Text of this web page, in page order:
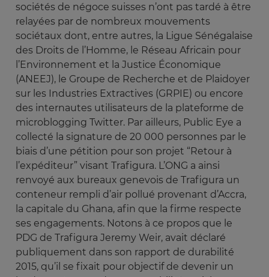
sociétés de négoce suisses n’ont pas tardé à être
relayées par de nombreux mouvements
sociétaux dont, entre autres, la Ligue Sénégalaise
des Droits de l’Homme, le Réseau Africain pour
l’Environnement et la Justice Économique
(ANEEJ), le Groupe de Recherche et de Plaidoyer
sur les Industries Extractives (GRPIE) ou encore
des internautes utilisateurs de la plateforme de
microblogging Twitter. Par ailleurs, Public Eye a
collecté la signature de 20 000 personnes par le
biais d’une pétition pour son projet “Retour à
l’expéditeur” visant Trafigura. L’ONG a ainsi
renvoyé aux bureaux genevois de Trafigura un
conteneur rempli d’air pollué provenant d’Accra,
la capitale du Ghana, afin que la firme respecte
ses engagements. Notons à ce propos que le
PDG de Trafigura Jeremy Weir, avait déclaré
publiquement dans son rapport de durabilité
2015, qu’il se fixait pour objectif de devenir un